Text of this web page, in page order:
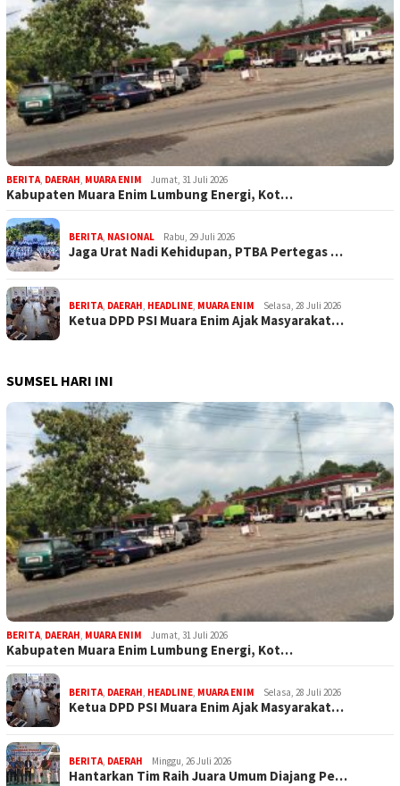
BERITA, DAERAH, MUARA ENIM Jumat, 31 Juli 2026
Kabupaten Muara Enim Lumbung Energi, Kot…
BERITA, NASIONAL Rabu, 29 Juli 2026
Jaga Urat Nadi Kehidupan, PTBA Pertegas …
BERITA, DAERAH, HEADLINE, MUARA ENIM Selasa, 28 Juli 2026
Ketua DPD PSI Muara Enim Ajak Masyarakat…
SUMSEL HARI INI
BERITA, DAERAH, MUARA ENIM Jumat, 31 Juli 2026
Kabupaten Muara Enim Lumbung Energi, Kot…
BERITA, DAERAH, HEADLINE, MUARA ENIM Selasa, 28 Juli 2026
Ketua DPD PSI Muara Enim Ajak Masyarakat…
BERITA, DAERAH Minggu, 26 Juli 2026
Hantarkan Tim Raih Juara Umum Diajang Pe…